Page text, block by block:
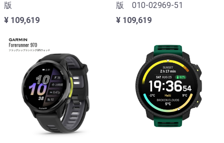
版
¥ 109,619
版 010-02969-51
¥ 109,619